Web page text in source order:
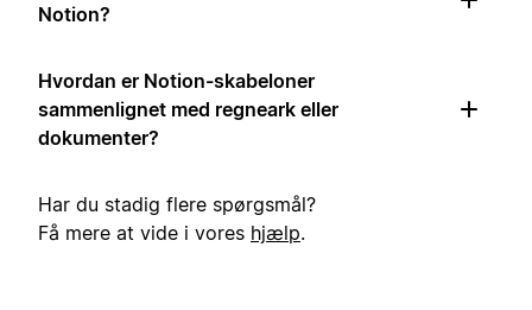
Notion?
Hvordan er Notion-skabeloner
sammenlignet med regneark eller
dokumenter?
Har du stadig flere spørgsmål?
Få mere at vide i vores hjælp.